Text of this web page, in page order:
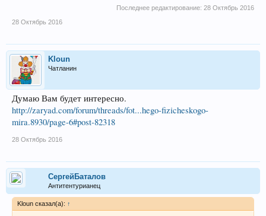
Последнее редактирование: 28 Октябрь 2016
28 Октябрь 2016
Kloun
Чатланин
Думаю Вам будет интересно.
http://zaryad.com/forum/threads/fot...hego-fizicheskogo-
mira.8930/page-6#post-82318
28 Октябрь 2016
СергейБаталов
Антитентурианец
Kloun сказал(а): ↑